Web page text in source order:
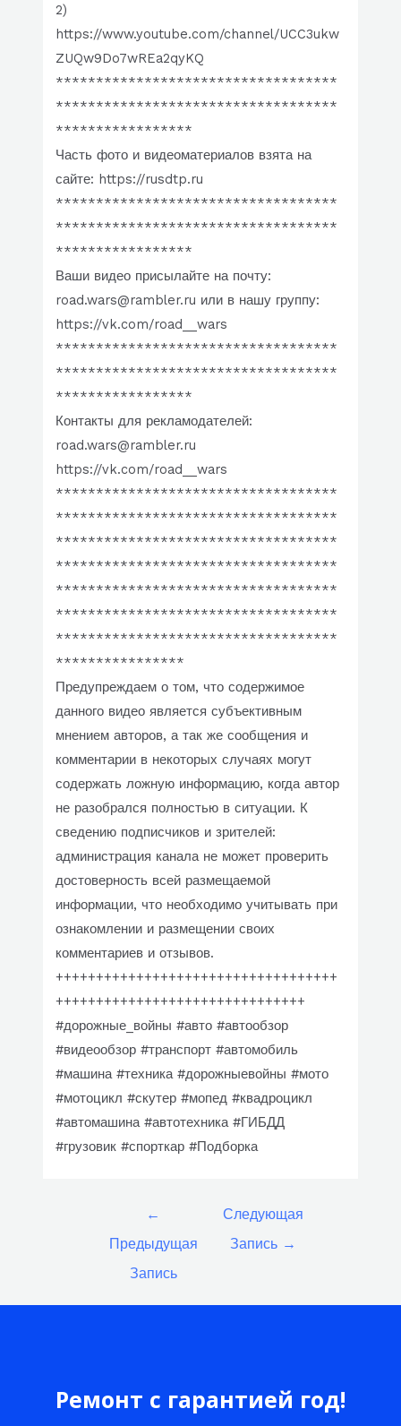
2)
https://www.youtube.com/channel/UCC3ukw
ZUQw9Do7wREa2qyKQ
***********************************
***********************************
*****************
Часть фото и видеоматериалов взята на
сайте: https://rusdtp.ru
***********************************
***********************************
*****************
Ваши видео присылайте на почту:
road.wars@rambler.ru или в нашу группу:
https://vk.com/road__wars
***********************************
***********************************
*****************
Контакты для рекламодателей:
road.wars@rambler.ru
https://vk.com/road__wars
***********************************
***********************************
***********************************
***********************************
***********************************
***********************************
***********************************
****************
Предупреждаем о том, что содержимое
данного видео является субъективным
мнением авторов, а так же сообщения и
комментарии в некоторых случаях могут
содержать ложную информацию, когда автор
не разобрался полностью в ситуации. К
сведению подписчиков и зрителей:
администрация канала не может проверить
достоверность всей размещаемой
информации, что необходимо учитывать при
ознакомлении и размещении своих
комментариев и отзывов.
+++++++++++++++++++++++++++++++++++
+++++++++++++++++++++++++++++++
#дорожные_войны #авто #автообзор
#видеообзор #транспорт #автомобиль
#машина #техника #дорожныевойны #мото
#мотоцикл #скутер #мопед #квадроцикл
#автомашина #автотехника #ГИБДД
#грузовик #спорткар #Подборка
←
Предыдущая
Запись
Следующая
Запись →
Ремонт с гарантией год!